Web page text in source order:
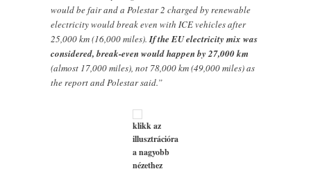
would be fair and a Polestar 2 charged by renewable
electricity would break even with ICE vehicles after
25,000 km (16,000 miles).If the EU electricity mix was
considered, break-even would happen by 27,000 km
(almost 17,000 miles), not 78,000 km (49,000 miles) as
the report and Polestar said.”
klikk az
illusztrációra
a nagyobb
nézethez